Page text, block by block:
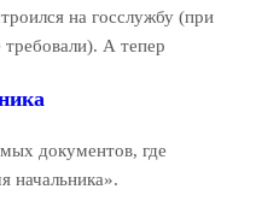
на госслужбу (при
А тепер
документов, где
начальника».